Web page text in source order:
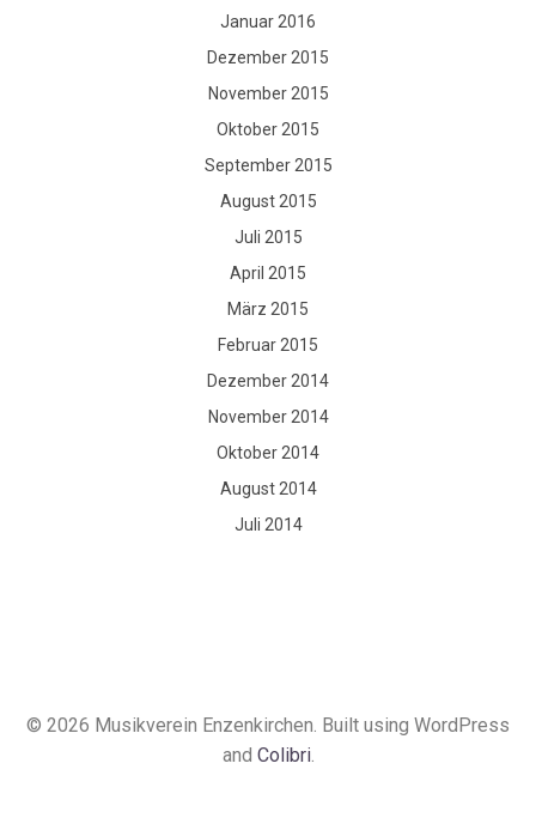
Januar 2016
Dezember 2015
November 2015
Oktober 2015
September 2015
August 2015
Juli 2015
April 2015
März 2015
Februar 2015
Dezember 2014
November 2014
Oktober 2014
August 2014
Juli 2014
© 2026 Musikverein Enzenkirchen. Built using WordPress
and Colibri.